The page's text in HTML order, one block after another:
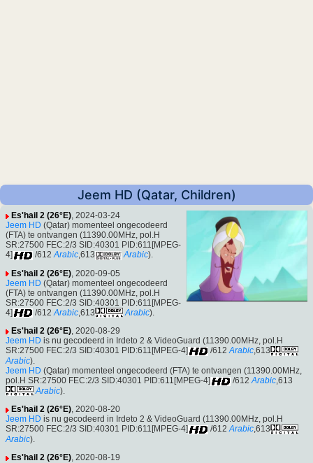
Jeem HD (Qatar, Children)
Es'hail 2 (26°E), 2024-03-24
Jeem HD (Qatar) momenteel ongecodeerd
(FTA) te ontvangen (11390.00MHz, pol.H
SR:27500 FEC:2/3 SID:40301 PID:611[MPEG-
4]
/612 Arabic,613 Arabic).
Es'hail 2 (26°E) , 2020-09-05
Jeem HD (Qatar) momenteel ongecodeerd
(FTA) te ontvangen (11390.00MHz, pol.H
SR:27500 FEC:2/3 SID:40301 PID:611[MPEG-
4]
/612 Arabic ,613 Arabic).
Es'hail 2 (26°E), 2020-08-29
Jeem HD is nu gecodeerd in Irdeto 2 & VideoGuard (11390.00MHz, pol.H
SR:27500 FEC:2/3 SID:40301 PID:611[MPEG-4]
/612 Arabic,613
Arabic).
Jeem HD (Qatar) momenteel ongecodeerd (FTA) te ontvangen (11390.00MHz,
pol.H SR:27500 FEC:2/3 SID:40301 PID:611[MPEG-4]
/612 Arabic,613
Arabic).
Es'hail 2 (26°E), 2020-08-20
Jeem HD is nu gecodeerd in Irdeto 2 & VideoGuard (11390.00MHz, pol.H
SR:27500 FEC:2/3 SID:40301 PID:611[MPEG-4]
/612 Arabic,613
Arabic).
Es'hail 2 (26°E), 2020-08-19